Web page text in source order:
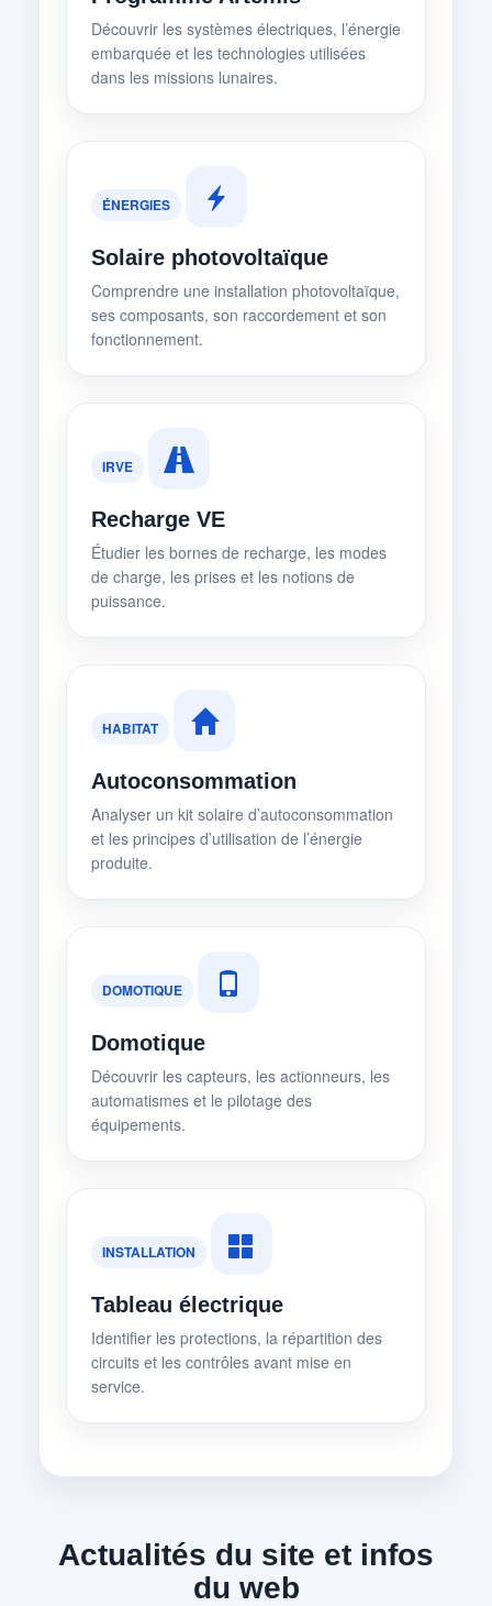
Découvrir les systèmes électriques, l’énergie
embarquée et les technologies utilisées
dans les missions lunaires.
ÉNERGIES
Solaire photovoltaïque
Comprendre une installation photovoltaïque,
ses composants, son raccordement et son
fonctionnement.
IRVE
Recharge VE
Étudier les bornes de recharge, les modes
de charge, les prises et les notions de
puissance.
HABITAT
Autoconsommation
Analyser un kit solaire d’autoconsommation
et les principes d’utilisation de l’énergie
produite.
DOMOTIQUE
Domotique
Découvrir les capteurs, les actionneurs, les
automatismes et le pilotage des
équipements.
INSTALLATION
Tableau électrique
Identifier les protections, la répartition des
circuits et les contrôles avant mise en
service.
Actualités du site et infos
du web